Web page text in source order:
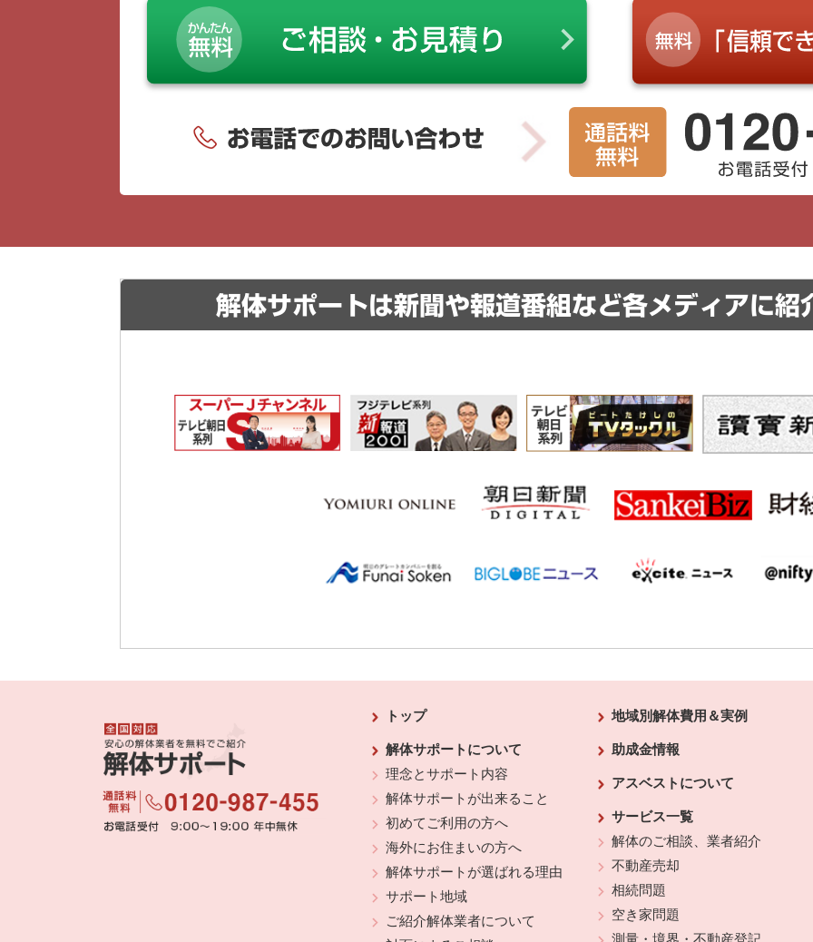
解体サポートは新聞や報道番組など各メディアに紹
トップ
解体サポートについて
理念とサポート内容
解体サポートが出来ること
初めてご利用の方へ
海外にお住まいの方へ
解体サポートが選ばれる理由
サポート地域
ご紹介解体業者について
地域別解体費用＆実例
助成金情報
アスベストについて
サービス一覧
解体のご相談、業者紹介
不動産売却
相続問題
空き家問題
測量・境界・不動産登記